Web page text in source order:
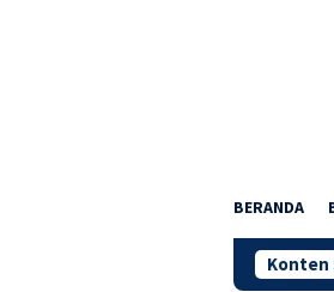
BERANDA
Konten